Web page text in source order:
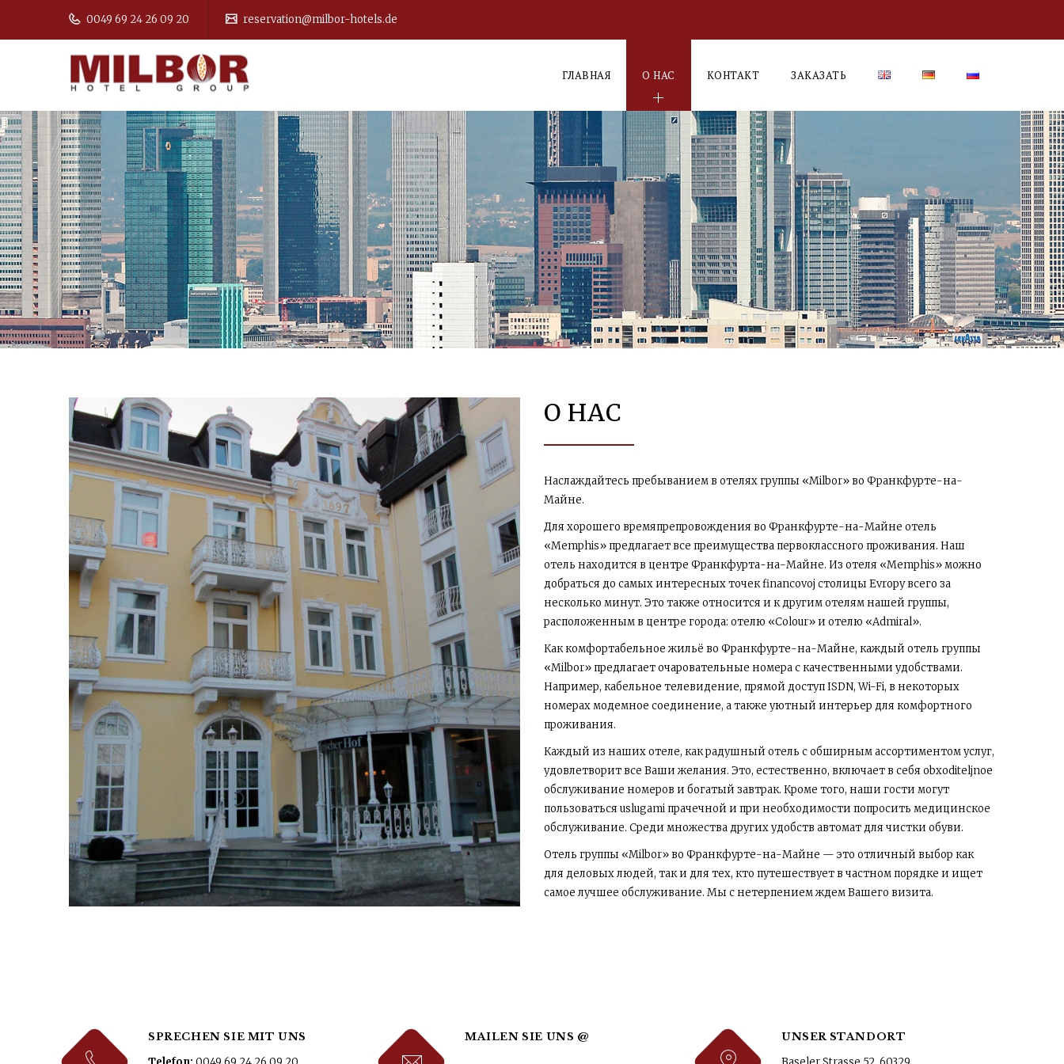
0049 69 24 26 09 20 reservation@milbor-hotels.de
ГЛАВНАЯ О НАС КОНТАКТ ЗАКАЗАТЬ
О НАС
Наслаждайтесь пребыванием в отелях группы «Milbor» во Франкфурте-на-
Майне.
Для хорошего времяпрепровождения во Франкфурте-на-Майне отель
«Memphis» предлагает все преимущества первоклассного проживания. Наш
отель находится в центре Франкфурта-на-Майне. Из отеля «Memphis» можно
добраться до самых интересных точек financovoj столицы Evropy всего за
несколько минут. Это также относится и к другим отелям нашей группы,
расположенным в центре города: отелю «Colour» и отелю «Admiral».
Как комфортабельное жильё во Франкфурте-на-Майне, каждый отель группы
«Milbor» предлагает очаровательные номера с качественными удобствами.
Например, кабельное телевидение, прямой доступ ISDN, Wi-Fi, в некоторых
номерах модемное соединение, а также уютный интерьер для комфортного
проживания.
Каждый из наших отеле, как радушный отель с обширным ассортиментом услуг,
удовлетворит все Ваши желания. Это, естественно, включает в себя obxoditeljnoe
обслуживание номеров и богатый завтрак. Кроме того, наши гости могут
пользоваться uslugami прачечной и при необходимости попросить медицинское
обслуживание. Среди множества других удобств автомат для чистки обуви.
Отель группы «Milbor» во Франкфурте-на-Майне — это отличный выбор как
для деловых людей, так и для тех, кто путешествует в частном порядке и ищет
самое лучшее обслуживание. Мы с нетерпением ждем Вашего визита.
SPRECHEN SIE MIT UNS
MAILEN SIE UNS @
UNSER STANDORT